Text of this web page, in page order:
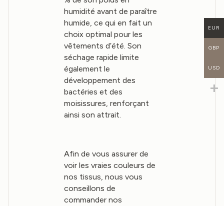
humidité avant de paraître
humide, ce qui en fait un
choix optimal pour les
vêtements d’été. Son
séchage rapide limite
également le
développement des
bactéries et des
moisissures, renforçant
ainsi son attrait.
Afin de vous assurer de
voir les vraies couleurs de
nos tissus, nous vous
conseillons de
commander nos
EUR
GBP
USD